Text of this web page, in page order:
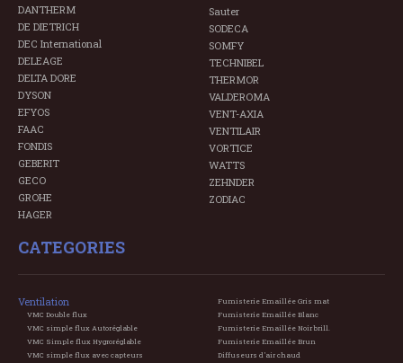
DANTHERM
DE DIETRICH
DEC International
DELEAGE
DELTA DORE
DYSON
EFYOS
FAAC
FONDIS
GEBERIT
GECO
GROHE
HAGER
Sauter
SODECA
SOMFY
TECHNIBEL
THERMOR
VALDEROMA
VENT-AXIA
VENTILAIR
VORTICE
WATTS
ZEHNDER
ZODIAC
CATEGORIES
Ventilation
VMC Double flux
VMC simple flux Autoréglable
VMC Simple flux Hygroréglable
VMC simple flux avec capteurs
Fumisterie Emaillée Gris mat
Fumisterie Emaillée Blanc
Fumisterie Emaillée Noir brill.
Fumisterie Emaillée Brun
Diffuseurs d'air chaud